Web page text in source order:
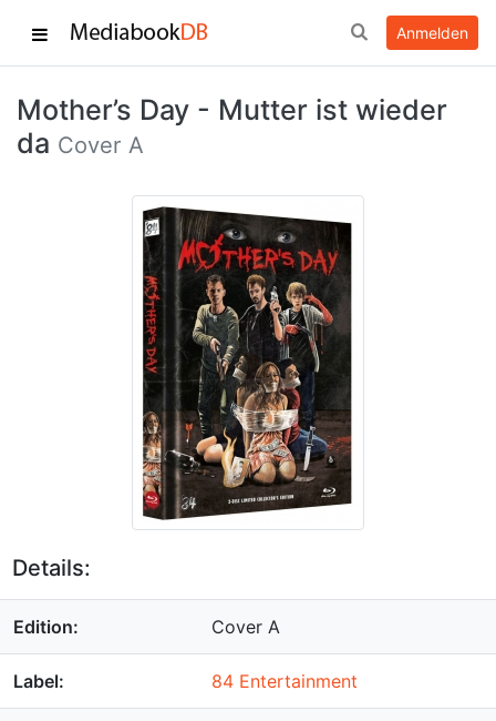
Anmelden
Mother’s Day - Mutter ist wieder
da Cover A
Details:
Edition: Cover A
Label: 84 Entertainment